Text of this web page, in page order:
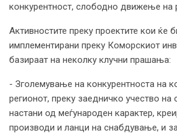
конкурентност, слободно движење на
Активностите преку проектите кои ќе
имплементирани преку Коморскиот
базираат на неколку клучни прашања:
- Зголемување на конкурентноста на
регионот, преку заедничко учество на
настани од меѓународен карактер,
производи и ланци на снабдување, и